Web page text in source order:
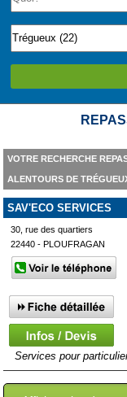
VOTRE RECHERCHE
ALENTOURS DE
SAV'ECO SERVICES
30, rue des quartiers
22440 - PLOUFRAGAN
Services pour